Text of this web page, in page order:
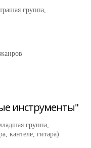
группа,
инструменты"
группа,
кантеле, гитара)